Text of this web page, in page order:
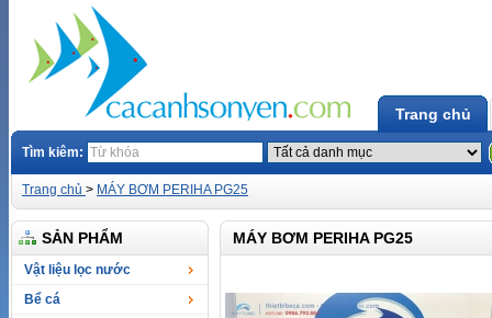
Trang chủ
Tìm kiêm:
Trang chủ > MÁY BƠM PERIHA PG25
SẢN PHẨM
Vật liệu lọc nước
Bể cá
MÁY BƠM PERIHA PG25